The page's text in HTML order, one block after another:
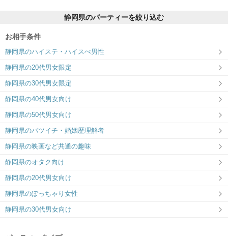
静岡県のパーティーを絞り込む
お相手条件
静岡県のハイステ・ハイスぺ男性
静岡県の20代男女限定
静岡県の30代男女限定
静岡県の40代男女向け
静岡県の50代男女向け
静岡県のバツイチ・婚姻歴理解者
静岡県の映画など共通の趣味
静岡県のオタク向け
静岡県の20代男女向け
静岡県のぽっちゃり女性
静岡県の30代男女向け